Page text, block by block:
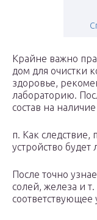
Крайне важно
дом для очистки
здоровье,
лабораторию.
состав на
п. Как следствие,
устройство будет
После точно
солей, железа и
соответствующее